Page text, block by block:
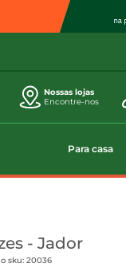
Nossas lojas
Encontre-nos
Para casa
- Jador
sku: 20036